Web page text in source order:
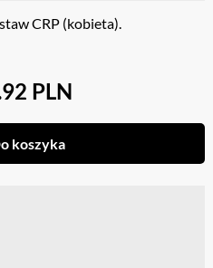
CRP (kobieta).
PLN
koszyka